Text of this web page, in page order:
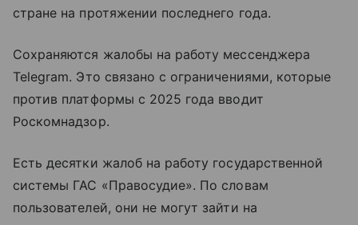
стране на протяжении последнего года.
Сохраняются жалобы на работу мессенджера
Telegram. Это связано с ограничениями, которые
против платформы с 2025 года вводит
Роскомнадзор.
Есть десятки жалоб на работу государственной
системы ГАС «Правосудие». По словам
пользователей, они не могут зайти на